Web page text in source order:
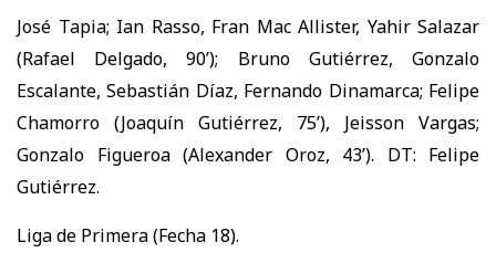
José Tapia; Ian Rasso, Fran Mac Allister, Yahir Salazar
(Rafael Delgado, 90’); Bruno Gutiérrez, Gonzalo
Escalante, Sebastián Díaz, Fernando Dinamarca; Felipe
Chamorro (Joaquín Gutiérrez, 75’), Jeisson Vargas;
Gonzalo Figueroa (Alexander Oroz, 43’). DT: Felipe
Gutiérrez.
Liga de Primera (Fecha 18).